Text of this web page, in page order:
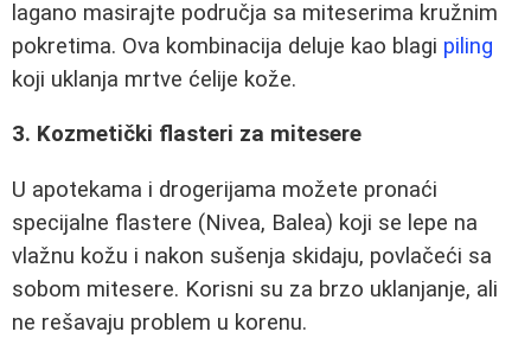
lagano masirajte područja sa miteserima kružnim
pokretima. Ova kombinacija deluje kao blagi piling
koji uklanja mrtve ćelije kože.
3. Kozmetički flasteri za mitesere
U apotekama i drogerijama možete pronaći
specijalne flastere (Nivea, Balea) koji se lepe na
vlažnu kožu i nakon sušenja skidaju, povlačeći sa
sobom mitesere. Korisni su za brzo uklanjanje, ali
ne rešavaju problem u korenu.